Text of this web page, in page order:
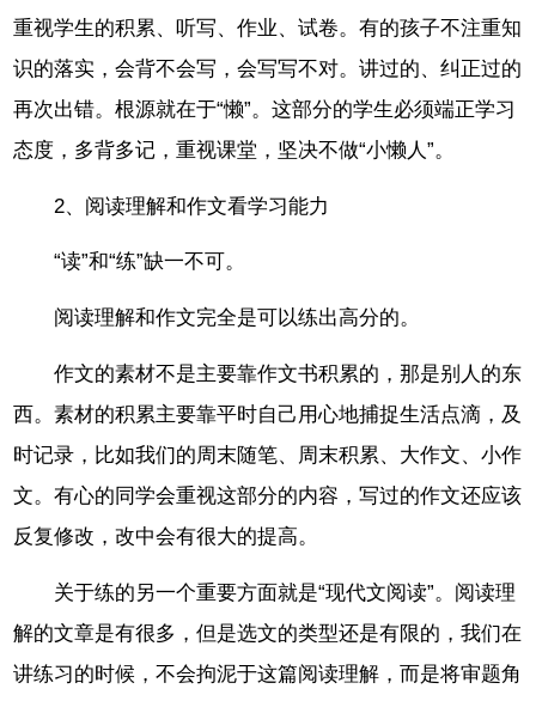
重视学生的积累、听写、作业、试卷。有的孩子不注重知
识的落实，会背不会写，会写写不对。讲过的、纠正过的
再次出错。根源就在于“懒”。这部分的学生必须端正学习
态度，多背多记，重视课堂，坚决不做“小懒人”。
2、阅读理解和作文看学习能力
“读”和“练”缺一不可。
阅读理解和作文完全是可以练出高分的。
作文的素材不是主要靠作文书积累的，那是别人的东
西。素材的积累主要靠平时自己用心地捕捉生活点滴，及
时记录，比如我们的周末随笔、周末积累、大作文、小作
文。有心的同学会重视这部分的内容，写过的作文还应该
反复修改，改中会有很大的提高。
关于练的另一个重要方面就是“现代文阅读”。阅读理
解的文章是有很多，但是选文的类型还是有限的，我们在
讲练习的时候，不会拘泥于这篇阅读理解，而是将审题角